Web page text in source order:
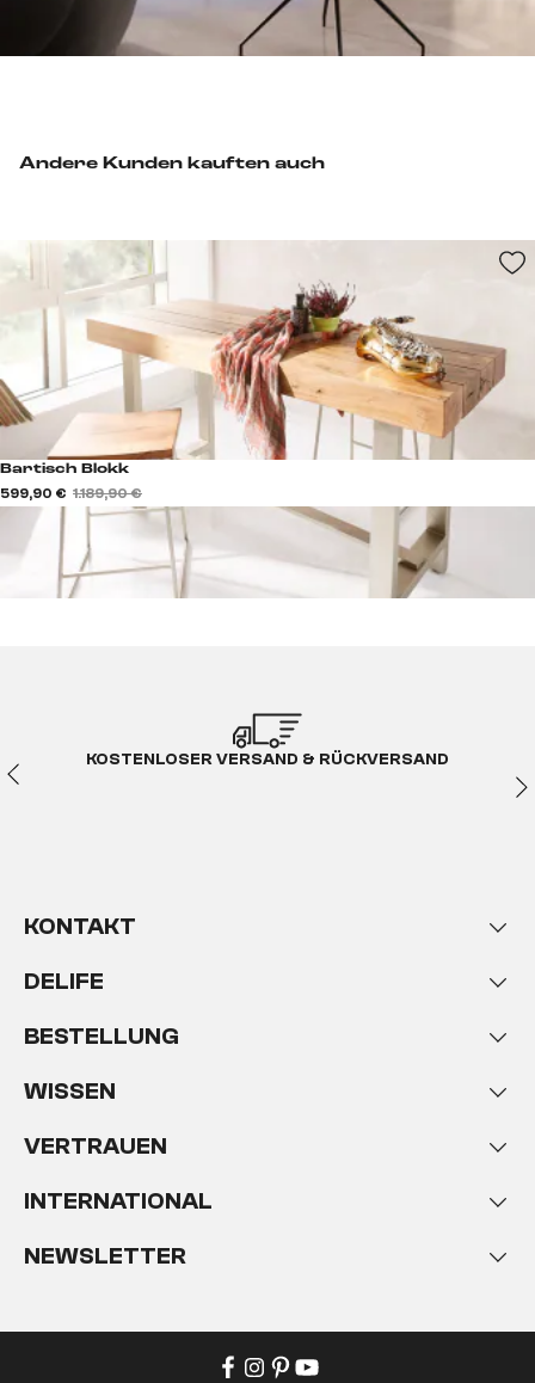
Andere Kunden kauften auch
Bartisch Blokk
599,90 € 1.189,90 €
KOSTENLOSER VERSAND & RÜCKVERSAND
KONTAKT
DELIFE
BESTELLUNG
WISSEN
VERTRAUEN
INTERNATIONAL
NEWSLETTER